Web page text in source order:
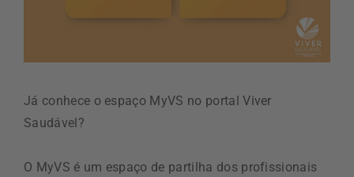
Já conhece o espaço MyVS no portal Viver
Saudável?
O MyVS é um espaço de partilha dos profissionais